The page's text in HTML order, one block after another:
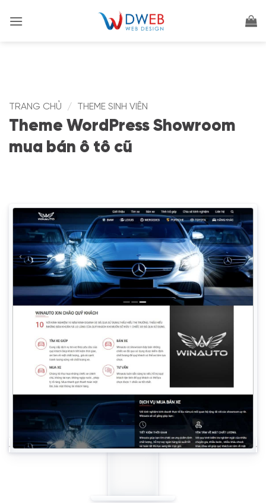
qua
TRANG CHỦ / THEME SINH VIÊN
Theme WordPress Showroom
mua bán ô tô cũ